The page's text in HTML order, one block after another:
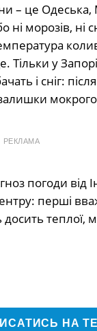
– це
ні морозів, ні
Тільки у
і сніг:
мокрого
РЕКЛАМА
погоди від
перші
досить
НА